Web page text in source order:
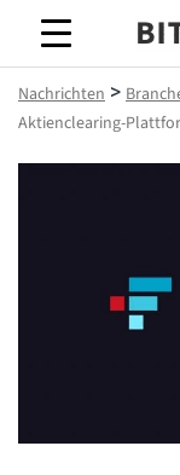
Nachrichten >
Aktienclearing-